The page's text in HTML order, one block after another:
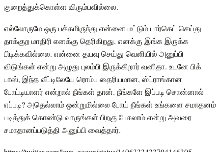
குறைத்துக்கொள்ள விரும்பவில்லை.
எல்லோருமே ஒரு பக்கமிருந்து என்னை மட்டும் டார்கெட் செய்து
தாக்குற மாதிரி எனக்கு தெரிகிறது. எனக்கு இங்க இருக்க
பிடிக்கவில்லை. என்னை தயவு செய்து வெளியில் அனுப்பி
விடுங்கள் என்று அழுது புலம்பி இருக்கிறார் வனிதா. உடனே பிக்
பாஸ், இந்த வீட்டிலேயே ரொம்ப தைரியமான, ஸ்ட்ராங்கான
போட்டியாளர் என்றால் நீங்கள் தான். நீங்களே இப்படி சொன்னால்
எப்படி? அதெல்லாம் ஒன்றுமில்லை போய் நீங்கள் உங்களை சமாதனம்
படித்துக் கொண்டு வாருங்கள் பிறகு பேசலாம் என்று அவரை
சமாதானப்படுத்தி அனுப்பி வைத்தார்.